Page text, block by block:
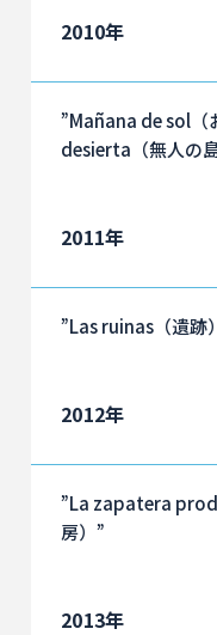
2010年
”Mañana de sol（
desierta（無人の
2011年
”Las ruinas（遺跡
2012年
”La zapatera
房）”
2013年